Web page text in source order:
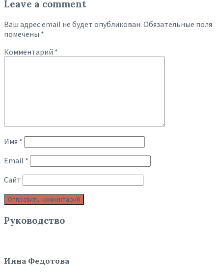
Leave a comment
Ваш адрес email не будет опубликован. Обязательные поля
помечены *
Комментарий *
Имя *
Email *
Сайт
Руководство
Инна Федотова